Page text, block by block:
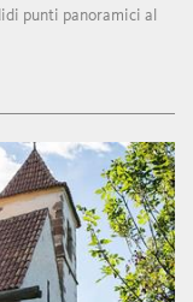
punti panoramici al